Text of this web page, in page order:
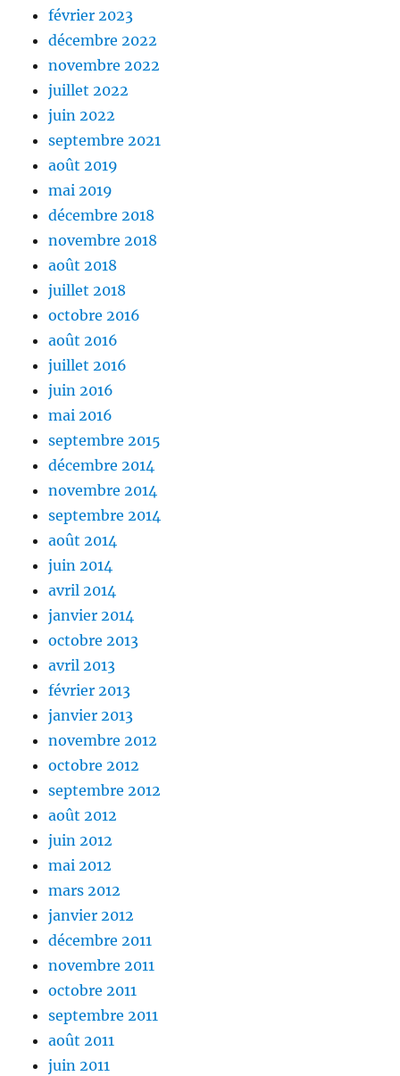
février 2023
décembre 2022
novembre 2022
juillet 2022
juin 2022
septembre 2021
août 2019
mai 2019
décembre 2018
novembre 2018
août 2018
juillet 2018
octobre 2016
août 2016
juillet 2016
juin 2016
mai 2016
septembre 2015
décembre 2014
novembre 2014
septembre 2014
août 2014
juin 2014
avril 2014
janvier 2014
octobre 2013
avril 2013
février 2013
janvier 2013
novembre 2012
octobre 2012
septembre 2012
août 2012
juin 2012
mai 2012
mars 2012
janvier 2012
décembre 2011
novembre 2011
octobre 2011
septembre 2011
août 2011
juin 2011